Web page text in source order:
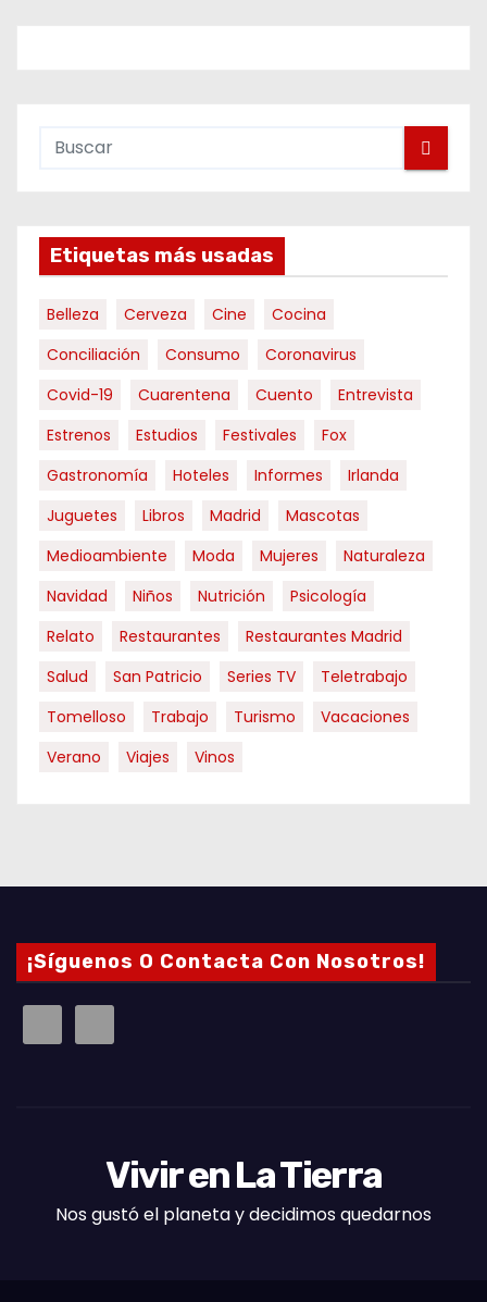
Etiquetas más usadas
Belleza Cerveza Cine
Cocina
Conciliación
Consumo
Coronavirus
Covid-19
Cuarentena Cuento
Entrevista
Estrenos
Estudios Festivales
Fox
Gastronomía
Hoteles Informes
Irlanda
Juguetes
Libros Madrid
Mascotas
Medioambiente
Moda Mujeres
Naturaleza
Navidad
Niños Nutrición
Psicología
Relato
Restaurantes
Restaurantes Madrid
Salud
San Patricio Series TV
Teletrabajo
Tomelloso
Trabajo Turismo
Vacaciones
Verano
Viajes Vinos
¡Síguenos O Contacta Con Nosotros!
Vivir en La Tierra
Nos gustó el planeta y decidimos quedarnos